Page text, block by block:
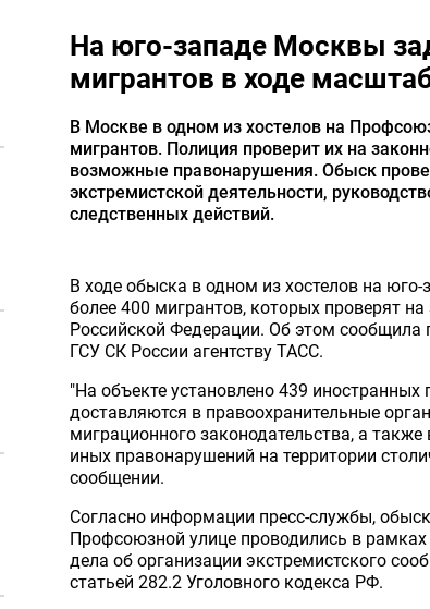
На юго-западе Москвы
мигрантов в ходе
В Москве в одном из хостелов на
мигрантов. Полиция проверит их на
возможные правонарушения. Обыск
экстремистской деятельности,
следственных действий.
В ходе обыска в одном из хостелов на
более 400 мигрантов, которых проверят
Российской Федерации. Об этом сообщила
ГСУ СК России агентству ТАСС.
"На объекте установлено 439
доставляются в правоохранительные
миграционного законодательства, а
иных правонарушений на территории
сообщении.
Согласно информации пресс-службы,
Профсоюзной улице проводились в рамках
дела об организации экстремистского
статьей 282.2 Уголовного кодекса РФ.